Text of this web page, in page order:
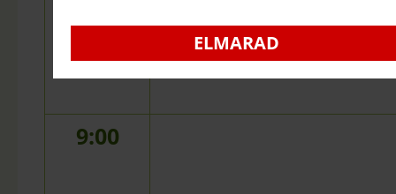
9:00
ELMARAD